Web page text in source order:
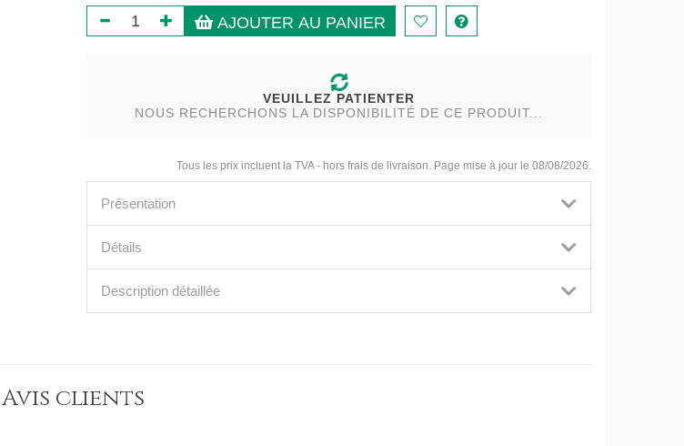
AJOUTER AU PANIER
VEUILLEZ PATIENTER
NOUS RECHERCHONS LA DISPONIBILITÉ DE CE PRODUIT...
Tous les prix incluent la TVA - hors frais de livraison. Page mise à jour le 08/08/2026.
Présentation
Détails
Description détaillée
Avis clients